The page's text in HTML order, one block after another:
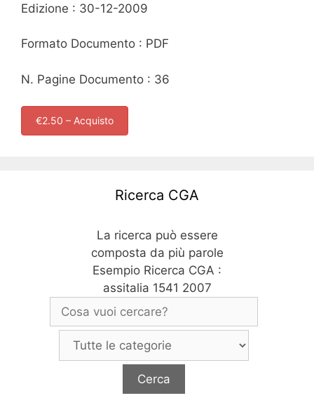
Edizione : 30-12-2009
Formato Documento : PDF
N. Pagine Documento : 36
€2.50 – Acquisto
Ricerca CGA
La ricerca può essere
composta da più parole
Esempio Ricerca CGA :
assitalia 1541 2007